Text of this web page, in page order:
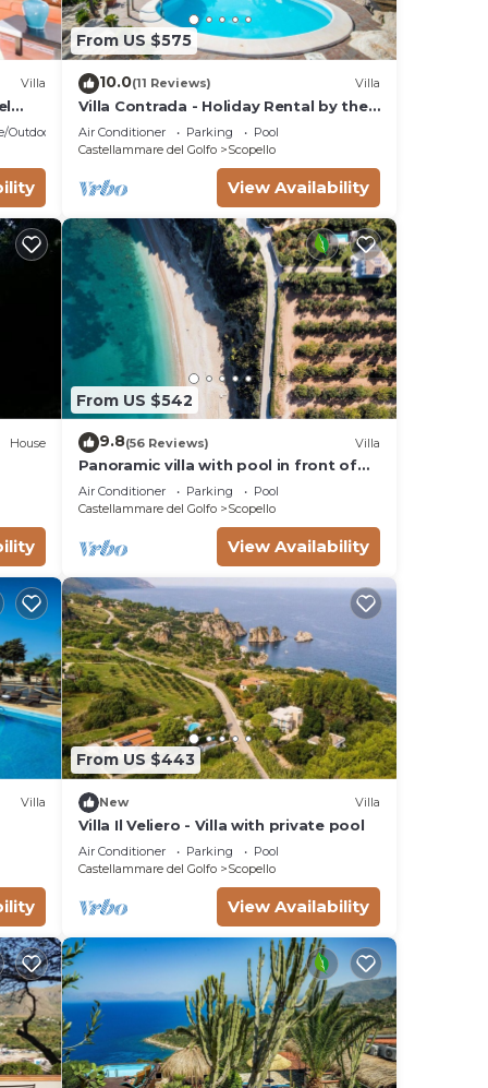
c’è
Air
Villa
Outdoor Cooking
From US $575
10.0(11 Reviews) Villa
Villa Contrada - Holiday Rental by the
Sea with swimming pool in Scopello,
Sicily
Air Conditioner Parking
Pool
Castellammare del Golfo
Scopello
View Availability
House
From US $542
9.8(56 Reviews) Villa
Panoramic villa with pool in front of
the beach
Air Conditioner Parking
Pool
Castellammare del Golfo
Scopello
View Availability
Villa
From US $443
New Villa
Villa Il Veliero - Villa with private pool
Air Conditioner Parking
Pool
Castellammare del Golfo
Scopello
View Availability